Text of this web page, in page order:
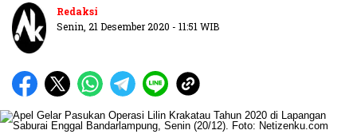
Redaksi
Senin, 21 Desember 2020 - 11:51 WIB